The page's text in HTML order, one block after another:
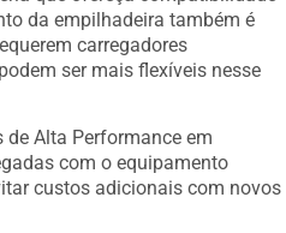
da empilhadeira também é
carregadores
ser mais flexíveis nesse
de Alta Performance em
com o equipamento
custos adicionais com novos